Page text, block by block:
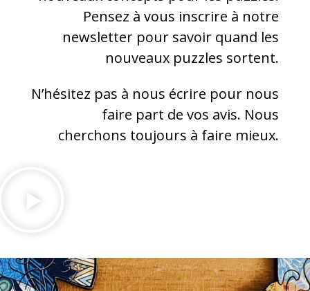
Pensez à vous inscrire à notre
newsletter pour savoir quand les
nouveaux puzzles sortent.
N’hésitez pas à nous écrire pour nous
faire part de vos avis. Nous
cherchons toujours à faire mieux.